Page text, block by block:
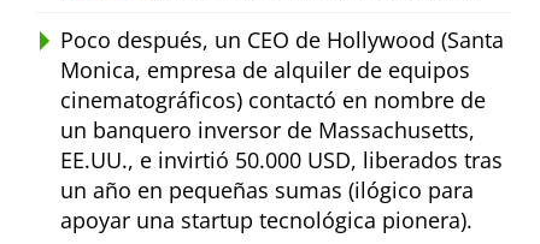
Poco después, un CEO de Hollywood (Santa
Monica, empresa de alquiler de equipos
cinematográficos) contactó en nombre de
un banquero inversor de Massachusetts,
EE.UU., e invirtió 50.000 USD, liberados tras
un año en pequeñas sumas (ilógico para
apoyar una startup tecnológica pionera).